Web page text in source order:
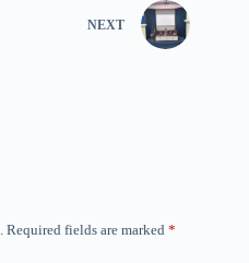
NEXT
Required fields are marked *